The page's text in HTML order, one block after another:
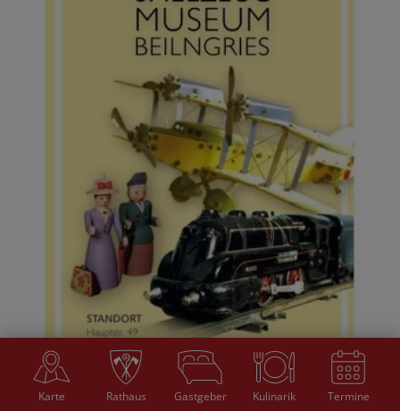
Karte Rathaus Gastgeber Kulinarik Termine